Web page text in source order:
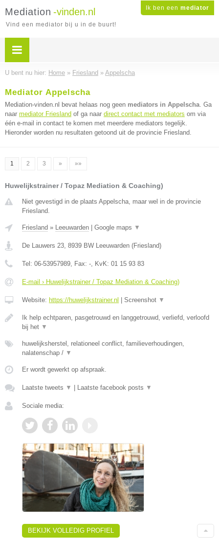
Ik ben een mediator
Mediation -vinden.nl
Vind een mediator bij u in de buurt!
U bent nu hier: Home » Friesland » Appelscha
Mediator Appelscha
Mediation-vinden.nl bevat helaas nog geen mediators in Appelscha. Ga
naar mediator Friesland of ga naar direct contact met mediators om via
één e-mail in contact te komen met meerdere mediators tegelijk.
Hieronder worden nu resultaten getoond uit de provincie Friesland.
1 2 3 » »»
Huwelijkstrainer / Topaz Mediation & Coaching)
Niet gevestigd in de plaats Appelscha, maar wel in de provincie
Friesland.
Friesland » Leeuwarden Google maps ▼
De Lauwers 23, 8939 BW Leeuwarden (Friesland)
Tel: 06-53957989, Fax: -, KvK: 01 15 93 83
E-mail › Huwelijkstrainer / Topaz Mediation & Coaching)
Website: https://huwelijkstrainer.nl Screenshot ▼
Ik help echtparen, pasgetrouwd en langgetrouwd, verliefd, verloofd
bij het ▼
huwelijksherstel, relationeel conflict, familieverhoudingen,
nalatenschap / ▼
Er wordt gewerkt op afspraak.
Laatste tweets ▼ Laatste facebook posts ▼
Sociale media:
BEKIJK VOLLEDIG PROFIEL